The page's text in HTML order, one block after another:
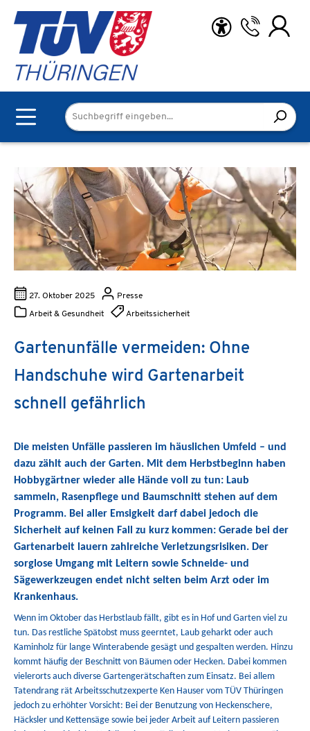
Zum Hauptinhalt springen
27. Oktober 2025 Presse
Arbeit & Gesundheit Arbeitssicherheit
Gartenunfälle vermeiden: Ohne
Handschuhe wird Gartenarbeit
schnell gefährlich
Die meisten Unfälle passieren im häuslichen Umfeld – und
dazu zählt auch der Garten. Mit dem Herbstbeginn haben
Hobbygärtner wieder alle Hände voll zu tun: Laub
sammeln, Rasenpflege und Baumschnitt stehen auf dem
Programm. Bei aller Emsigkeit darf dabei jedoch die
Sicherheit auf keinen Fall zu kurz kommen: Gerade bei der
Gartenarbeit lauern zahlreiche Verletzungsrisiken. Der
sorglose Umgang mit Leitern sowie Schneide- und
Sägewerkzeugen endet nicht selten beim Arzt oder im
Krankenhaus.
Wenn im Oktober das Herbstlaub fällt, gibt es in Hof und Garten viel zu
tun. Das restliche Spätobst muss geerntet, Laub geharkt oder auch
Kaminholz für lange Winterabende gesägt und gespalten werden. Hinzu
kommt häufig der Beschnitt von Bäumen oder Hecken. Dabei kommen
vielerorts auch diverse Gartengerätschaften zum Einsatz. Bei allem
Tatendrang rät Arbeitsschutzexperte Ken Hauser vom TÜV Thüringen
jedoch zu erhöhter Vorsicht: Bei der Benutzung von Heckenschere,
Häcksler und Kettensäge sowie bei jeder Arbeit auf Leitern passieren